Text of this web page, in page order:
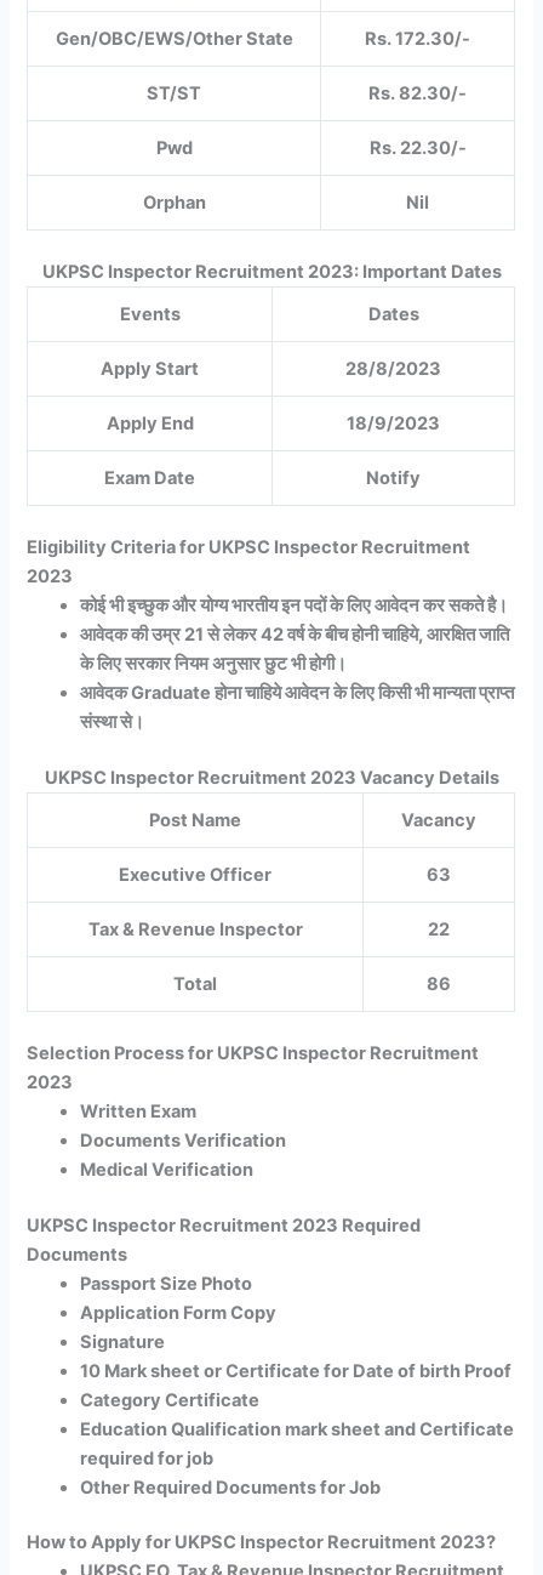
Gen/OBC/EWS/Other State Rs. 172.30/-
ST/ST Rs. 82.30/-
Pwd Rs. 22.30/-
Orphan Nil
UKPSC Inspector Recruitment 2023: Important Dates
Events
Dates
Apply Start 28/8/2023
Apply End 18/9/2023
Exam Date Notify
Eligibility Criteria for UKPSC Inspector Recruitment
2023
कोई भी इच्छुक और योग्य भारतीय इन पदों के लिए आवेदन कर सकते है।
आवेदक की उम्र 21 से लेकर 42 वर्ष के बीच होनी चाहिये, आरक्षित जाति
के लिए सरकार नियम अनुसार छुट भी होगी।
आवेदक Graduate होना चाहिये आवेदन के लिए किसी भी मान्यता प्राप्त
संस्था से।
UKPSC Inspector Recruitment 2023 Vacancy Details
Post Name
Vacancy
Executive Officer 63
Tax & Revenue Inspector 22
Total 86
Selection Process for UKPSC Inspector Recruitment
2023
Written Exam
Documents Verification
Medical Verification
UKPSC Inspector Recruitment 2023 Required
Documents
Passport Size Photo
Application Form Copy
Signature
10 Mark sheet or Certificate for Date of birth Proof
Category Certificate
Education Qualification mark sheet and Certificate
required for job
Other Required Documents for Job
How to Apply for UKPSC Inspector Recruitment 2023?